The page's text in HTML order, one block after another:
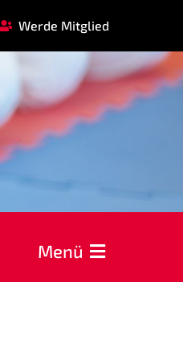
Werde Mitglied
Menü